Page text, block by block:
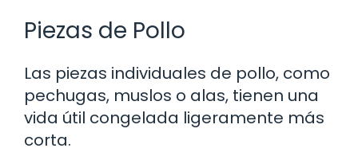
Piezas de Pollo
Las piezas individuales de pollo, como
pechugas, muslos o alas, tienen una
vida útil congelada ligeramente más
corta.